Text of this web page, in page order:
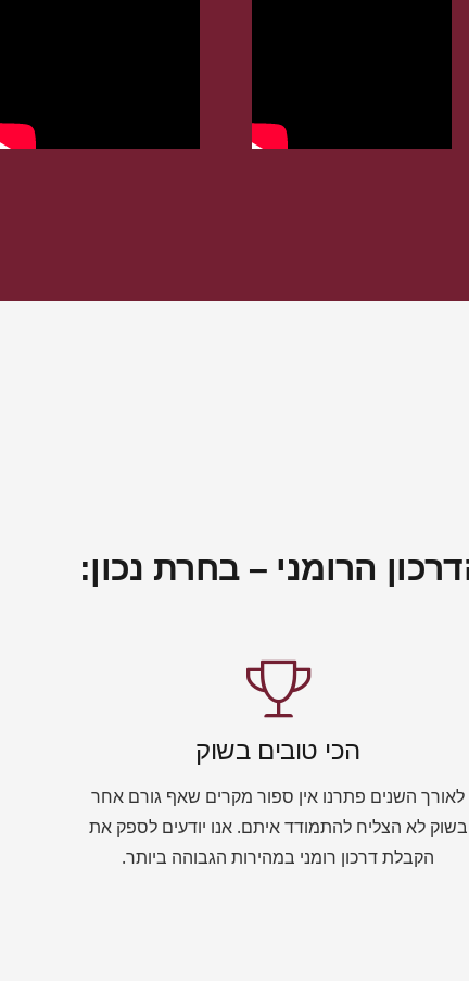
הרומני – בחרת נכון:
הכי טובים בשוק
לאורך השנים פתרנו אין ספור מקרים שאף גורם אחר
בשוק לא הצליח להתמודד איתם. אנו יודעים לספק את
הקבלת דרכון רומני במהירות הגבוהה ביותר.